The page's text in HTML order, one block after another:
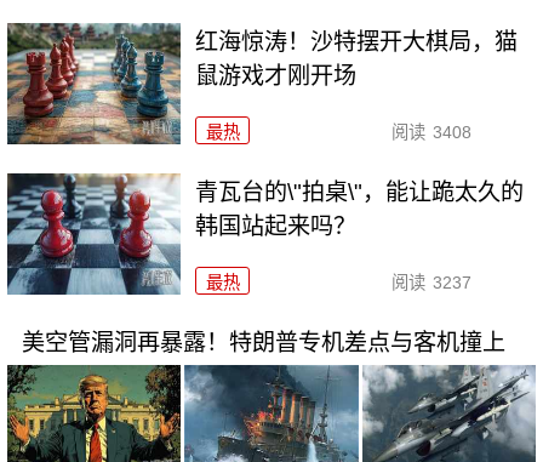
红海惊涛！沙特摆开大棋局，猫
鼠游戏才刚开场
最热 阅读 3408
青瓦台的\"拍桌\"，能让跪太久的
韩国站起来吗？
最热 阅读 3237
美空管漏洞再暴露！特朗普专机差点与客机撞上